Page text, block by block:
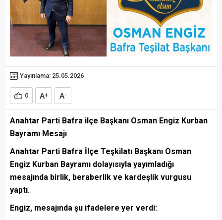
Yayınlama: 25.05.2026
0 A+ A-
Anahtar Parti Bafra ilçe Başkanı Osman Engiz Kurban
Bayramı Mesajı
Anahtar Parti Bafra İlçe Teşkilatı Başkanı Osman
Engiz Kurban Bayramı dolayısıyla yayımladığı
mesajında birlik, beraberlik ve kardeşlik vurgusu
yaptı.
Engiz, mesajında şu ifadelere yer verdi: